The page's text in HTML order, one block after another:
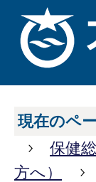
現在のペ
保健
方へ）